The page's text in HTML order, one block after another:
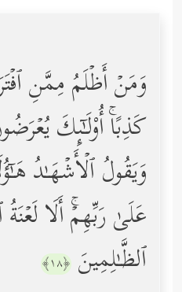
وَمَنۡ أَظۡلَمُ مِمَّنِ
كَذِبًاۚ أُوْلَـٰۤىِٕكَ
وَیَقُولُ ٱلۡأَشۡهَـٰدُ
عَلَىٰ رَبِّهِمۡۚ أَلَا
ٱلظَّـٰلِمِینَ ﴿١٨﴾